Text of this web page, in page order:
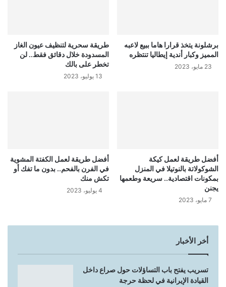
برشلونة يتخذ قرارا هاما ببيع لاعبه
المميز وكبار أندية إيطاليا تنتظره
23 مايو، 2023
طريقة سحرية لتنظيف عيون الغاز
المسدودة خلال دقائق فقط.. لن
تخطر على بالك
13 يوليو، 2023
أفضل طريقة لعمل كيكة
الشوكولاتة بالنوتيلا في المنزل
بمكونات اقتصادية.. سريعة وطعمها
يجنن
7 مايو، 2023
أفضل طريقة لعمل الكفتة المشوية
في الفرن بالفحم.. بدون ما تفك أو
تكش منك
4 يوليو، 2023
أخر الأخبار
تسريب يفتح باب التساؤلات حول صراع داخل
القيادة الإيرانية في لحظة حرجة